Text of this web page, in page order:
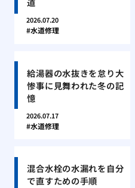
2026.07.20
水道修理
給湯器の水抜きを怠り大
惨事に見舞われた冬の記
憶
2026.07.17
水道修理
混合水栓の水漏れを自分
で直すための手順